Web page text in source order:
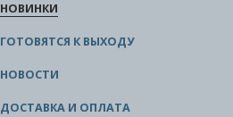
НОВИНКИ
ГОТОВЯТСЯ К ВЫХОДУ
НОВОСТИ
ДОСТАВКА И ОПЛАТА